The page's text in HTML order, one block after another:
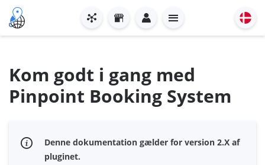
Kom godt i gang med
Pinpoint Booking System
Denne dokumentation gælder for version 2.X af
pluginet.